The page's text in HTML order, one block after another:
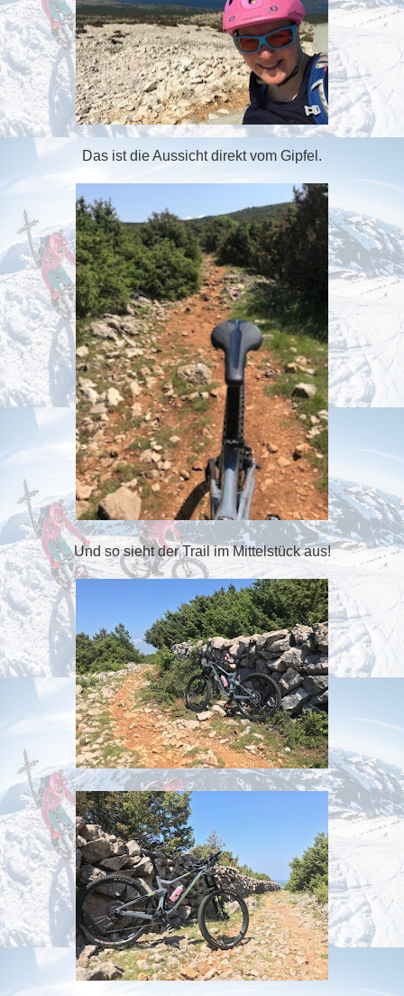
Das ist die Aussicht direkt vom Gipfel.
Und so sieht der Trail im Mittelstück aus!